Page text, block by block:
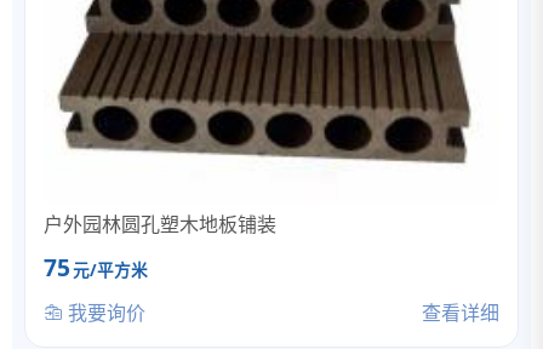
户外园林圆孔塑木地板铺装
75元/平方米
我要询价 查看详细